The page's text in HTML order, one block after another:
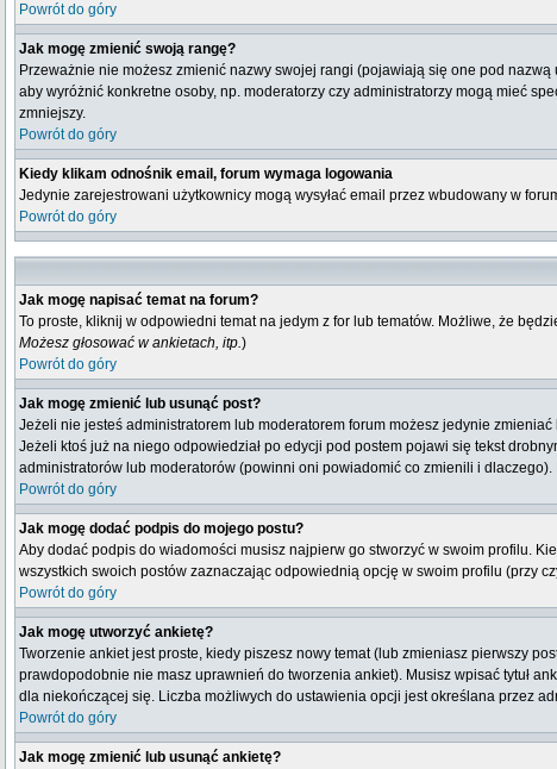
Powrót do góry
Jak mogę zmienić swoją rangę?
Przeważnie nie możesz zmienić nazwy swojej rangi (pojawiają się one pod
aby wyróżnić konkretne osoby, np. moderatorzy czy administratorzy mogą mieć
zmniejszy.
Powrót do góry
Kiedy klikam odnośnik email, forum wymaga logowania
Jedynie zarejestrowani użytkownicy mogą wysyłać email przez wbudowany w
Powrót do góry
Jak mogę napisać temat na forum?
To proste, kliknij w odpowiedni temat na jedym z for lub tematów. Możliwe, że
Możesz głosować w ankietach, itp.)
Powrót do góry
Jak mogę zmienić lub usunąć post?
Jeżeli nie jesteś administratorem lub moderatorem forum możesz jedynie
Jeżeli ktoś już na niego odpowiedział po edycji pod postem pojawi się tekst
administratorów lub moderatorów (powinni oni powiadomić co zmienili i
Powrót do góry
Jak mogę dodać podpis do mojego postu?
Aby dodać podpis do wiadomości musisz najpierw go stworzyć w swoim profilu.
wszystkich swoich postów zaznaczając odpowiednią opcję w swoim profilu (przy
Powrót do góry
Jak mogę utworzyć ankietę?
Tworzenie ankiet jest proste, kiedy piszesz nowy temat (lub zmieniasz pierwszy
prawdopodobnie nie masz uprawnień do tworzenia ankiet). Musisz wpisać tytuł
dla niekończącej się. Liczba możliwych do ustawienia opcji jest określana przez
Powrót do góry
Jak mogę zmienić lub usunąć ankietę?